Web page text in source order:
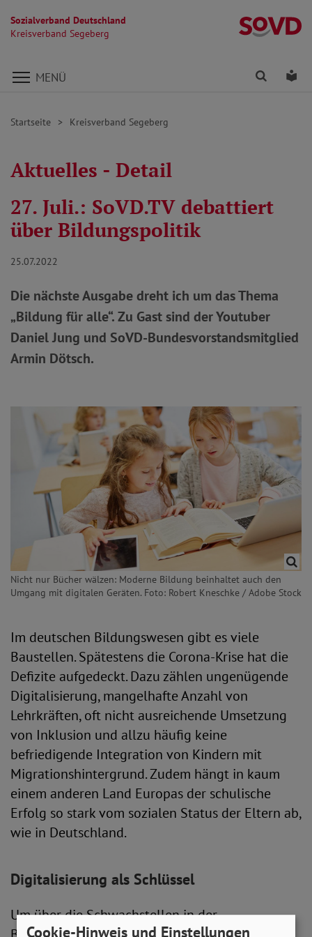
Sozialverband Deutschland
Kreisverband Segeberg
Direkt zu den Inhalten springen
MENÜ Finden
Startseite Kreisverband Segeberg
Aktuelles - Detail
27. Juli.: SoVD.TV debattiert
über Bildungspolitik
25.07.2022
Die nächste Ausgabe dreht ich um das Thema
„Bildung für alle“. Zu Gast sind der Youtuber
Daniel Jung und SoVD-Bundesvorstandsmitglied
Armin Dötsch.
Nicht nur Bücher wälzen: Moderne Bildung beinhaltet auch den
Umgang mit digitalen Geräten. Foto: Robert Kneschke / Adobe Stock
Im deutschen Bildungswesen gibt es viele
Baustellen. Spätestens die Corona-Krise hat die
Defizite aufgedeckt. Dazu zählen ungenügende
Digitalisierung, mangelhafte Anzahl von
Lehrkräften, oft nicht ausreichende Umsetzung
von Inklusion und allzu häufig keine
befriedigende Integration von Kindern mit
Migrationshintergrund. Zudem hängt in kaum
einem anderen Land Europas der schulische
Erfolg so stark vom sozialen Status der Eltern ab,
wie in Deutschland.
Digitalisierung als Schlüssel
Um über die Schwachstellen in der
Cookie-Hinweis und Einstellungen